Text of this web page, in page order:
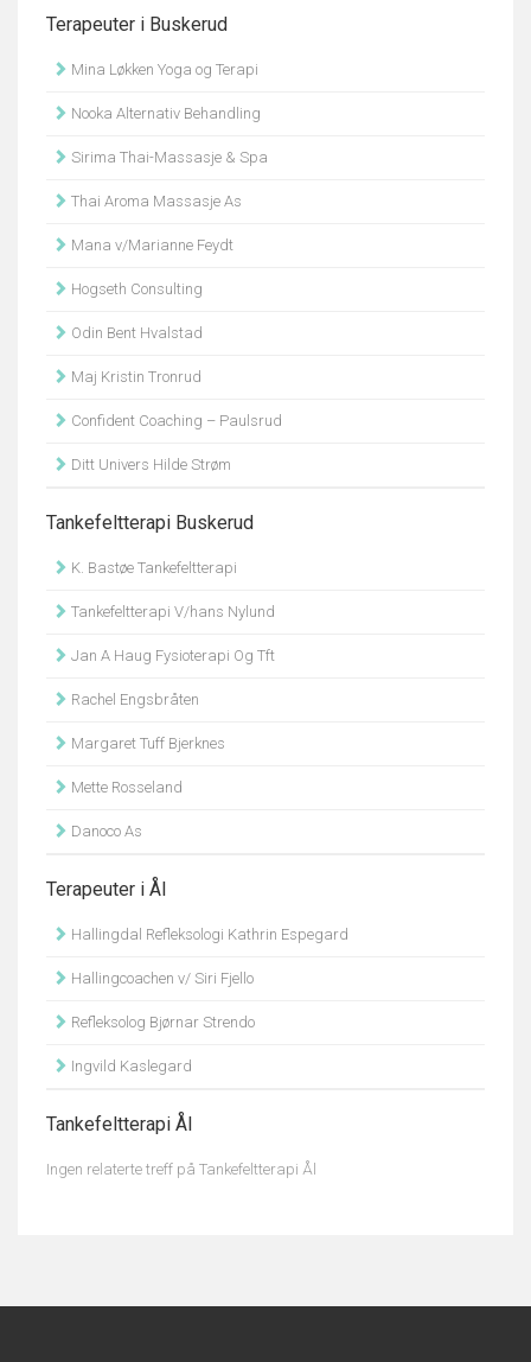
Terapeuter i Buskerud
Mina Løkken Yoga og Terapi
Nooka Alternativ Behandling
Sirima Thai-Massasje & Spa
Thai Aroma Massasje As
Mana v/Marianne Feydt
Hogseth Consulting
Odin Bent Hvalstad
Maj Kristin Tronrud
Confident Coaching – Paulsrud
Ditt Univers Hilde Strøm
Tankefeltterapi Buskerud
K. Bastøe Tankefeltterapi
Tankefeltterapi V/hans Nylund
Jan A Haug Fysioterapi Og Tft
Rachel Engsbråten
Margaret Tuff Bjerknes
Mette Rosseland
Danoco As
Terapeuter i Ål
Hallingdal Refleksologi Kathrin Espegard
Hallingcoachen v/ Siri Fjello
Refleksolog Bjørnar Strendo
Ingvild Kaslegard
Tankefeltterapi Ål
Ingen relaterte treff på Tankefeltterapi Ål